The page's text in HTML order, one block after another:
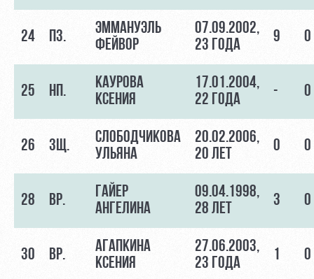
24 ПЗ.
ЭММАНУЭЛЬ
ФЕЙВОР
07.09.2002,
23 ГОДА
9 0
25 НП.
КАУРОВА
КСЕНИЯ
17.01.2004,
22 ГОДА
- 0
26 ЗЩ.
СЛОБОДЧИКОВА
УЛЬЯНА
20.02.2006,
20 ЛЕТ
0 0
28 ВР.
ГАЙЕР
АНГЕЛИНА
09.04.1998,
28 ЛЕТ
3 0
30 ВР.
АГАПКИНА
КСЕНИЯ
27.06.2003,
23 ГОДА
1 0